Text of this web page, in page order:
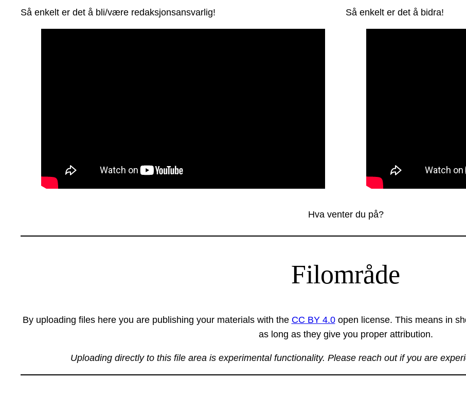
Så enkelt er det å bli/være redaksjonsansvarlig! Så enkelt er det å bidra!
Hva venter du på?
Filområde
By uploading files here you are publishing your materials with the CC BY 4.0open license. This means in
as long as they give you proper attribution.
Uploading directly to this file area is experimental functionality. Please reach out if you are